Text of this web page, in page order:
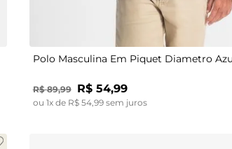
Polo Masculina Em Piquet Diametro
R$ 89,99 R$ 54,99
ou 1x de R$ 54, 99sem juros